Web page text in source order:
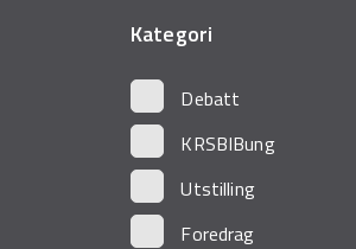
Kategori
Debatt
KRSBIBung
Utstilling
Foredrag